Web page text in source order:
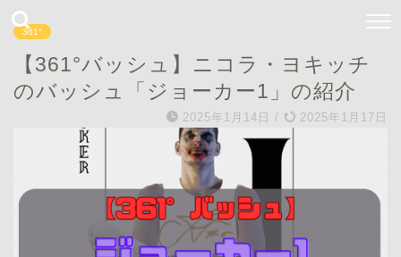
361°
【361°バッシュ】ニコラ・ヨキッチ
のバッシュ「ジョーカー1」の紹介
2025年1月14日 / 2025年1月17日